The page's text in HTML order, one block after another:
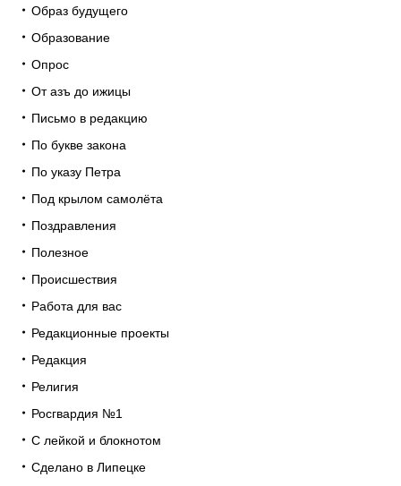
Образ будущего
Образование
Опрос
От азъ до ижицы
Письмо в редакцию
По букве закона
По указу Петра
Под крылом самолёта
Поздравления
Полезное
Происшествия
Работа для вас
Редакционные проекты
Редакция
Религия
Росгвардия №1
С лейкой и блокнотом
Сделано в Липецке